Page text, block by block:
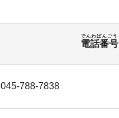
電話番号
でんわばんごう
045-788-7838